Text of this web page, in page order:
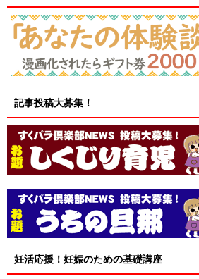
記事投稿大募集！
妊活応援！妊娠のための基礎講座